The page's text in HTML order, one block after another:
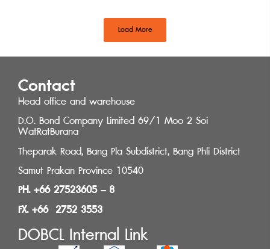
Load More
Contact
Head office and warehouse
D.O. Bond Company Limited 69/1 Moo 2 Soi
WatRatBurana
Theparak Road, Bang Pla Subdistrict, Bang Phli District
Samut Prakan Province 10540
PH. +66 27523605 – 8
FX. +66 2752 3553
DOBCL Internal Link